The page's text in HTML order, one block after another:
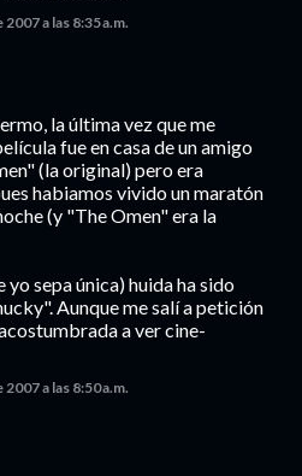
a las 8:35 a.m.
la última vez que me
fue en casa de un amigo
(la original) pero era
habiamos vivido un maratón
(y "The Omen" era la
sepa única) huida ha sido
Aunque me salí a petición
a ver cine-
a las 8:50 a.m.